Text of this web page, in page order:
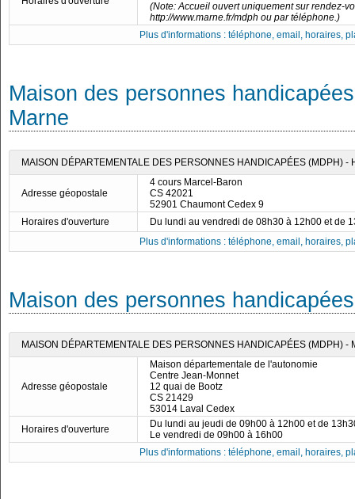
(Note: Accueil ouvert uniquement sur rendez-
http://www.marne.fr/mdph ou par téléphone.)
Plus d'informations : téléphone, email, horaires,
Maison des personnes
Marne
MAISON DÉPARTEMENTALE DES PERSONNES HANDICAPÉES (MDPH) -
Adresse géopostale
4 cours Marcel-Baron
CS 42021
52901 Chaumont Cedex 9
Horaires d'ouverture
Du lundi au vendredi de 08h30 à 12h00 et de
Plus d'informations : téléphone, email, horaires,
Maison des personnes
MAISON DÉPARTEMENTALE DES PERSONNES HANDICAPÉES (MDPH) -
Adresse géopostale
Maison départementale de l'autonomie
Centre Jean-Monnet
12 quai de Bootz
CS 21429
53014 Laval Cedex
Horaires d'ouverture
Du lundi au jeudi de 09h00 à 12h00 et de
Le vendredi de 09h00 à 16h00
Plus d'informations : téléphone, email, horaires,